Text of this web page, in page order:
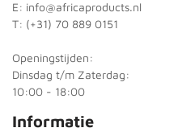
E: info@africaproducts.nl
T: (+31) 70 889 0151
Openingstijden:
Dinsdag t/m Zaterdag:
10:00 - 18:00
Informatie